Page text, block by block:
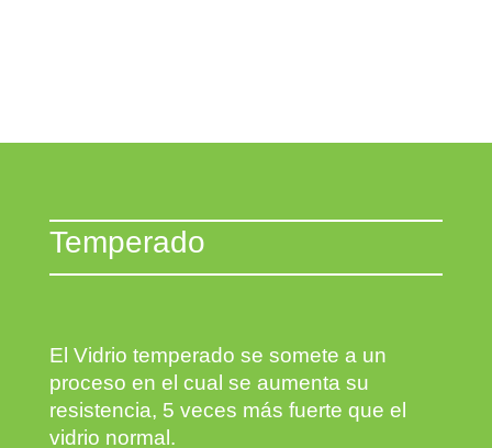
Temperado
El Vidrio temperado se somete a un
proceso en el cual se aumenta su
resistencia, 5 veces más fuerte que el
vidrio normal.